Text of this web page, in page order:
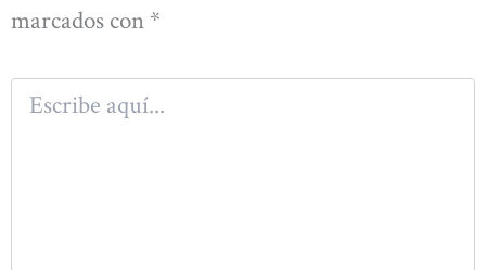
marcados con *
aquí...